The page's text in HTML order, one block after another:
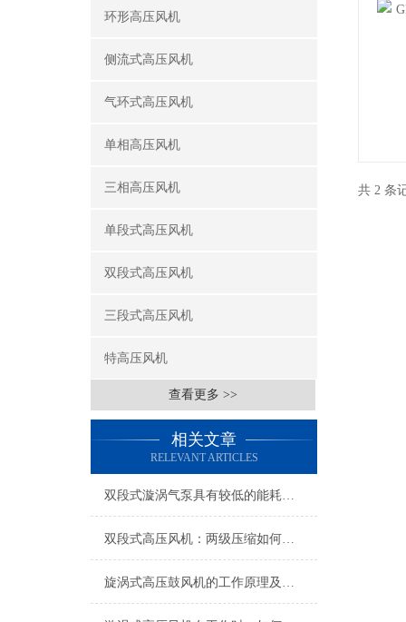
环形高压风机
侧流式高压风机
气环式高压风机
单相高压风机
三相高压风机
单段式高压风机
双段式高压风机
三段式高压风机
特高压风机
查看更多 >>
相关文章
RELEVANT ARTICLES
双段式漩涡气泵具有较低的能耗和较长的使用寿命
双段式高压风机：两级压缩如何突破压力极限
旋涡式高压鼓风机的工作原理及优点介绍
共 2 条